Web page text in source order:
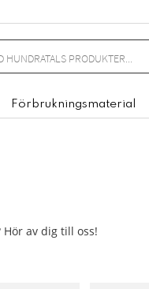
Förbrukningsmaterial
av dig till oss!